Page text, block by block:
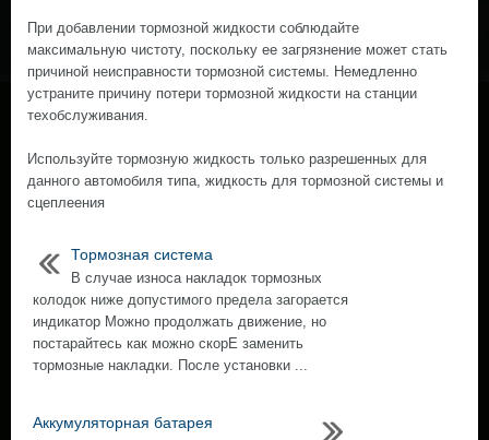
При добавлении тормозной жидкости соблюдайте
максимальную чистоту, поскольку ee загрязнение может стать
причиной неисправности тормозной системы. Немедленно
устраните причину потери тормозной жидкости на станции
техобслуживания.
Используйте тормозную жидкость только разрешенных для
данного автомобиля типа, жидкость для тормозной системы и
сцеплeeния
Тормозная система
В случае износа накладок тормозных
колодок ниже допустимого предела загорается
индикатор Можно продолжать движение, но
постарайтесь как можно скорЕ заменить
тормозные накладки. После установки ...
Аккумуляторная батарея